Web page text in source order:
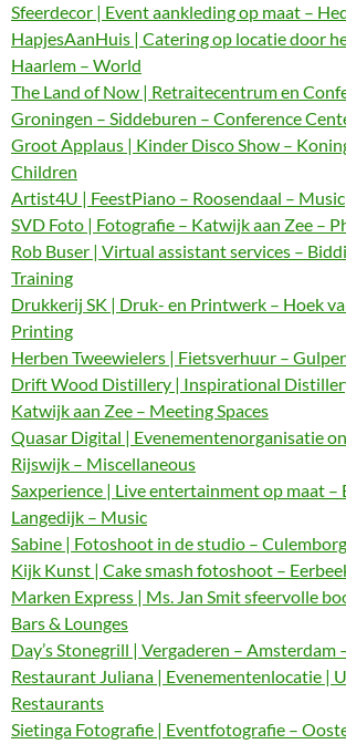
Sfeerdecor | Event aankleding op maat –
HapjesAanHuis | Catering op locatie door
Haarlem – World
The Land of Now | Retraitecentrum en
Groningen – Siddeburen – Conference
Groot Applaus | Kinder Disco Show –
Children
Artist4U | FeestPiano – Roosendaal – Music
SVD Foto | Fotografie – Katwijk aan Zee –
Rob Buser | Virtual assistant services –
Training
Drukkerij SK | Druk- en Printwerk – Hoek
Printing
Herben Tweewielers | Fietsverhuur –
Drift Wood Distillery | Inspirational
Katwijk aan Zee – Meeting Spaces
Quasar Digital | Evenementenorganisatie
Rijswijk – Miscellaneous
Saxperience | Live entertainment op maat –
Langedijk – Music
Sabine | Fotoshoot in de studio –
Kijk Kunst | Cake smash fotoshoot –
Marken Express | Ms. Jan Smit sfeervolle
Bars & Lounges
Day’s Stonegrill | Vergaderen – Amsterdam
Restaurant Juliana | Evenementenlocatie |
Restaurants
Sietinga Fotografie | Eventfotografie –